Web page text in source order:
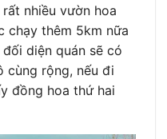
nhiều vườn hoa
chạy thêm 5km nữa
diện quán sẽ có
cùng rộng, nếu đi
đồng hoa thứ hai